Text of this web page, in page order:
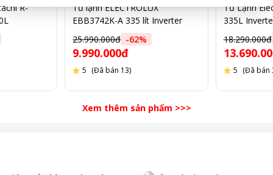
R-
Tủ lạnh ELECTROLUX
EBB3742K-A 335 lít Inverter
25.990.000đ -62%
9.990.000đ
5 (Đã bán 13)
Tủ Lạnh
335L
18.290.000đ
5 (Đã bán
Xem thêm sản phẩm >>>